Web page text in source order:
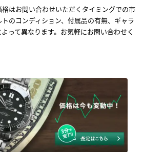
はお問い合わせいただくタイミングでの市
のコンディション、付属品の有無、ギャラ
って異なります。お気軽にお問い合わせく